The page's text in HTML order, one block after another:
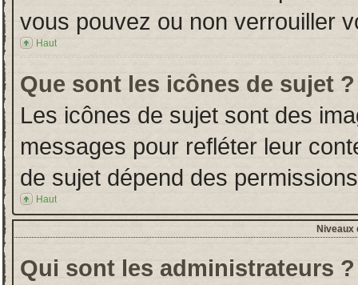
vous pouvez ou non verrouiller
Haut
Que sont les icônes de sujet ?
Les icônes de sujet sont des
messages pour refléter leur
de sujet dépend des
Haut
Niveaux
Qui sont les administrateurs ?